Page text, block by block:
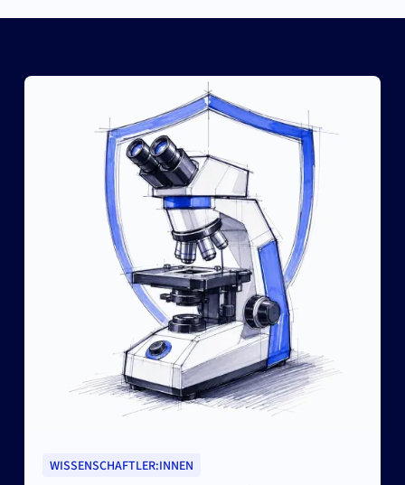
WISSENSCHAFTLER:INNEN